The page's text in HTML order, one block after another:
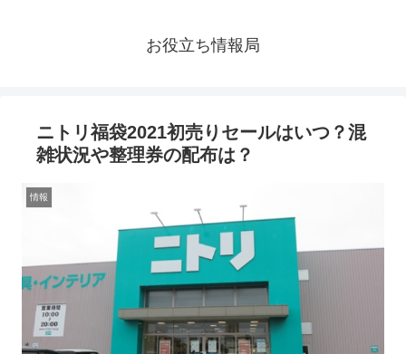
お役立ち情報局
ニトリ福袋2021初売りセールはいつ？混
雑状況や整理券の配布は？
情報